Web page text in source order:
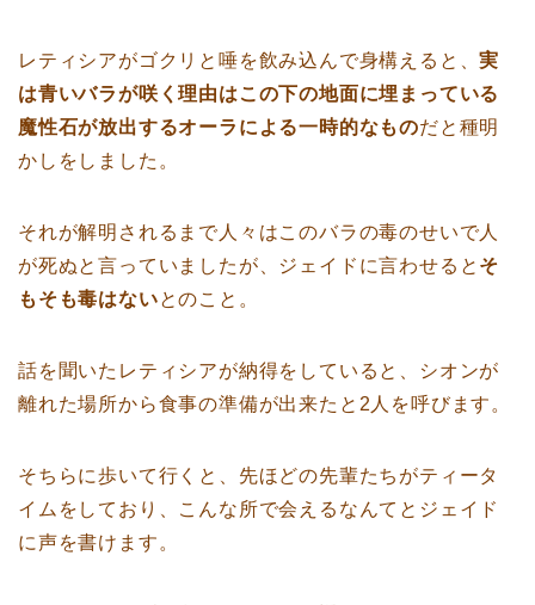
レティシアがゴクリと唾を飲み込んで身構えると、実
は青いバラが咲く理由はこの下の地面に埋まっている
魔性石が放出するオーラによる一時的なものだと種明
かしをしました。
それが解明されるまで人々はこのバラの毒のせいで人
が死ぬと言っていましたが、ジェイドに言わせると そ
もそも毒はないとのこと。
話を聞いたレティシアが納得をしていると、シオンが
離れた場所から食事の準備が出来たと2人を呼びます。
そちらに歩いて行くと、先ほどの先輩たちがティータ
イムをしており、こんな所で会えるなんてとジェイド
に声を書けます。